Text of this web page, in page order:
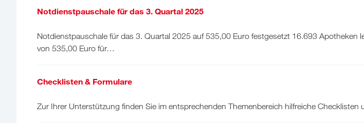
Notdienstpauschale für das 3. Quartal 2025
Notdienstpauschale für das 3. Quartal 2025 auf 535,00 Euro festgesetzt 16.693
von 535,00 Euro für…
Checklisten & Formulare
Zur Ihrer Unterstützung finden Sie im entsprechenden Themenbereich hilfreiche